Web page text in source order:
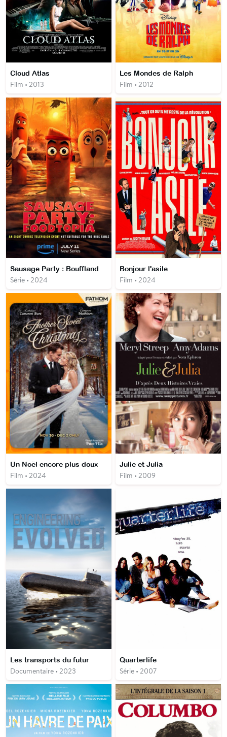
Cloud Atlas
Film • 2013
Les Mondes de Ralph
Film • 2012
Sausage Party : Bouffland
Série • 2024
Bonjour l'asile
Film • 2024
Un Noël encore plus doux
Film • 2024
Julie et Julia
Film • 2009
Les transports du futur
Documentaire • 2023
Quarterlife
Série • 2007